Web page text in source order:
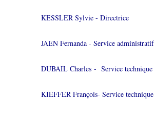
KESSLER Sylvie - Directrice
JAEN Fernanda - Service administratif
DUBAIL Charles - Service technique
KIEFFER François- Service technique